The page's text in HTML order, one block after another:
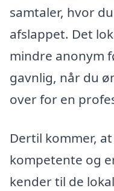
samtaler, hvor
afslappet. Det
mindre anonym
gavnlig, når du
over for en
Dertil kommer,
kompetente og
kender til de